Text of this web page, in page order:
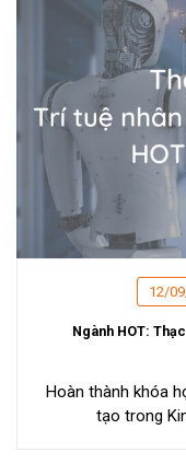
12/
Ngành HOT:
Hoàn thành khóa
tạo trong